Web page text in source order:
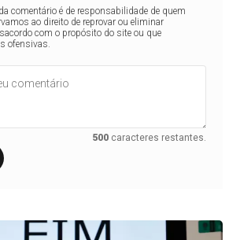
comentário é de responsabilidade de quem
ao direito de reprovar ou eliminar
com o propósito do site ou que
ofensivas.
500 caracteres restantes.